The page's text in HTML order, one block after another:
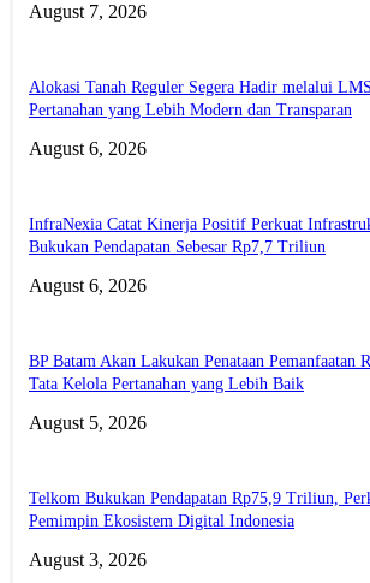
August 7, 2026
Alokasi Tanah Reguler Segera Hadir melalui
Pertanahan yang Lebih Modern dan Transparan
August 6, 2026
InfraNexia Catat Kinerja Positif Perkuat
Bukukan Pendapatan Sebesar Rp7,7 Triliun
August 6, 2026
BP Batam Akan Lakukan Penataan Pemanfaatan
Tata Kelola Pertanahan yang Lebih Baik
August 5, 2026
Telkom Bukukan Pendapatan Rp75,9 Triliun,
Pemimpin Ekosistem Digital Indonesia
August 3, 2026